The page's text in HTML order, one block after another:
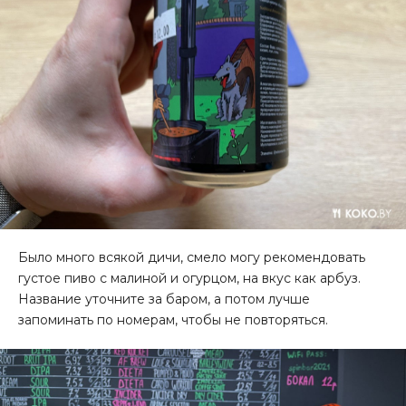
Было много всякой дичи, смело могу рекомендовать
густое пиво с малиной и огурцом, на вкус как арбуз.
Название уточните за баром, а потом лучше
запоминать по номерам, чтобы не повторяться.